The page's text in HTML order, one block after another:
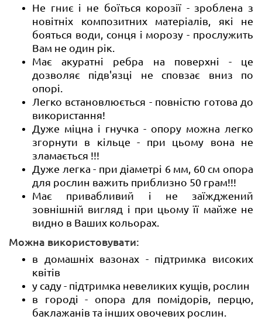
Не гниє і не боїться корозії - зроблена з
новітніх композитних матеріалів, які не
бояться води, сонця і морозу - прослужить
Вам не один рік.
Має акуратні ребра на поверхні - це
дозволяє підв'язці не сповзає вниз по
опорі.
Легко встановлюється - повністю готова до
використання!
Дуже міцна і гнучка - опору можна легко
згорнути в кільце - при цьому вона не
зламається !!!
Дуже легка - при діаметрі 6 мм, 60 см опора
для рослин важить приблизно 50 грам!!!
Має привабливий і не заїжджений
зовнішній вигляд і при цьому її майже не
видно в Ваших кольорах.
Можна використовувати:
в домашніх вазонах - підтримка високих
квітів
у саду - підтримка невеликих кущів, рослин
в городі - опора для помідорів, перцю,
баклажанів та інших овочевих рослин.